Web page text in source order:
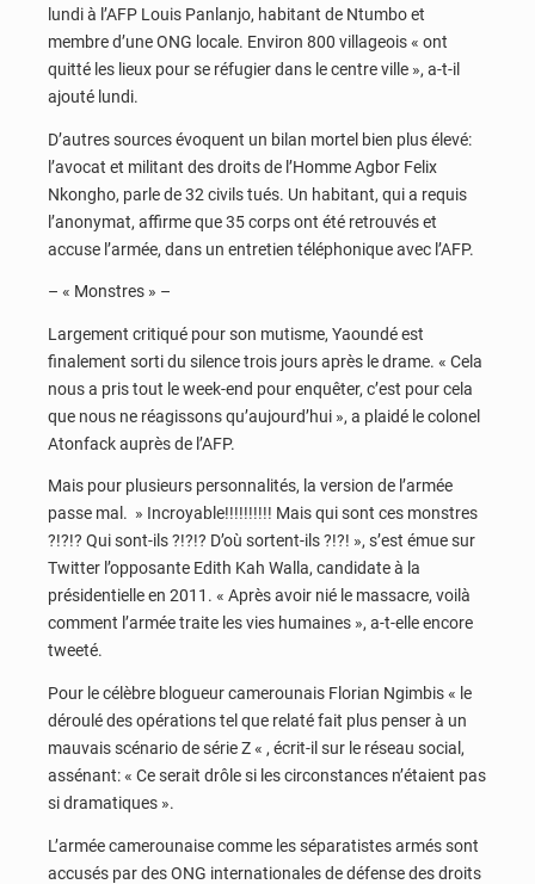
lundi à l’AFP Louis Panlanjo, habitant de Ntumbo et
membre d’une ONG locale. Environ 800 villageois « ont
quitté les lieux pour se réfugier dans le centre ville », a-t-il
ajouté lundi.
D’autres sources évoquent un bilan mortel bien plus élevé:
l’avocat et militant des droits de l’Homme Agbor Felix
Nkongho, parle de 32 civils tués. Un habitant, qui a requis
l’anonymat, affirme que 35 corps ont été retrouvés et
accuse l’armée, dans un entretien téléphonique avec l’AFP.
– « Monstres » –
Largement critiqué pour son mutisme, Yaoundé est
finalement sorti du silence trois jours après le drame. « Cela
nous a pris tout le week-end pour enquêter, c’est pour cela
que nous ne réagissons qu’aujourd’hui », a plaidé le colonel
Atonfack auprès de l’AFP.
Mais pour plusieurs personnalités, la version de l’armée
passe mal. » Incroyable!!!!!!!!!! Mais qui sont ces monstres
?!?!? Qui sont-ils ?!?!? D’où sortent-ils ?!?! », s’est émue sur
Twitter l’opposante Edith Kah Walla, candidate à la
présidentielle en 2011. « Après avoir nié le massacre, voilà
comment l’armée traite les vies humaines », a-t-elle encore
tweeté.
Pour le célèbre blogueur camerounais Florian Ngimbis « le
déroulé des opérations tel que relaté fait plus penser à un
mauvais scénario de série Z « , écrit-il sur le réseau social,
assénant: « Ce serait drôle si les circonstances n’étaient pas
si dramatiques ».
L’armée camerounaise comme les séparatistes armés sont
accusés par des ONG internationales de défense des droits